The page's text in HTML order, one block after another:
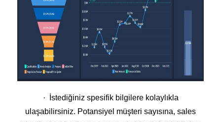
· İstediğiniz spesifik bilgilere kolaylıkla
ulaşabilirsiniz. Potansiyel müşteri sayısına, sales